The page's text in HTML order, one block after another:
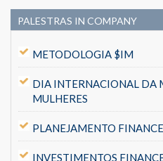
PALESTRAS IN COMPANY
METODOLOGIA $IM
DIA INTERNACIONAL DA
MULHERES
PLANEJAMENTO
INVESTIMENTOS